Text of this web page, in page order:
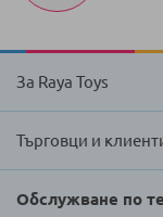
За Raya Toys
Търговци и
Обслужване по